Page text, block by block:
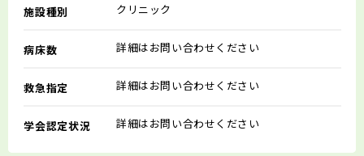
施設種別 クリニック
病床数 詳細はお問い合わせください
救急指定 詳細はお問い合わせください
学会認定状況 詳細はお問い合わせください